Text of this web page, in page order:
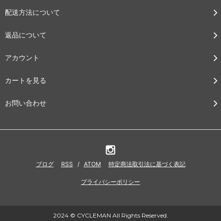
配送方法について
返品について
アカウント
カートを見る
お問い合わせ
ブログ RSS / ATOM 特定商法取引法に基づく表記
プライバシーポリシー
2024 © CYCLEMAN All Rights Reserved.